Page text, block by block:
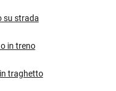
su strada
in treno
traghetto